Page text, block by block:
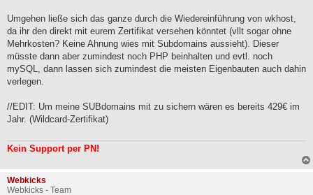
Umgehen ließe sich das ganze durch die Wiedereinführung von wkhost,
da ihr den direkt mit eurem Zertifikat versehen könntet (vllt sogar ohne
Mehrkosten? Keine Ahnung wies mit Subdomains aussieht). Dieser
müsste dann aber zumindest noch PHP beinhalten und evtl. noch
mySQL, dann lassen sich zumindest die meisten Eigenbauten auch dahin
verlegen.
//EDIT: Um meine SUBdomains mit zu sichern wären es bereits 429€ im
Jahr. (Wildcard-Zertifikat)
Kein Support per PN!
Webkicks
Webkicks - Team